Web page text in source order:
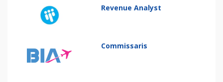
Revenue Analyst
Commissaris